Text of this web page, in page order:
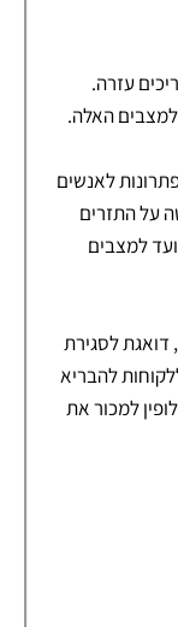
עזרה.
האלה.
ופתרונות לאנשים
על התזרים
למצבים
לסגירת
להבריא
למכור את